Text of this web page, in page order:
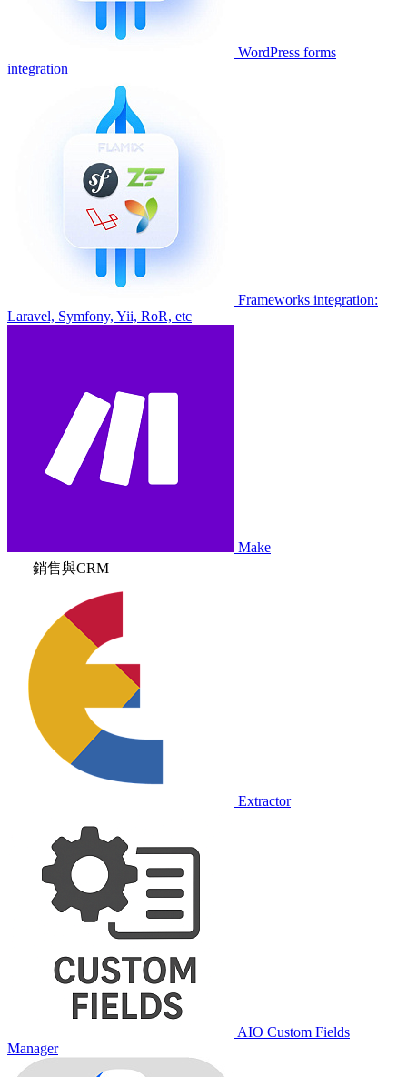
WordPress forms
integration
Frameworks integration:
Laravel, Symfony, Yii, RoR, etc
Make
銷售與CRM
Extractor
AIO Custom Fields
Manager